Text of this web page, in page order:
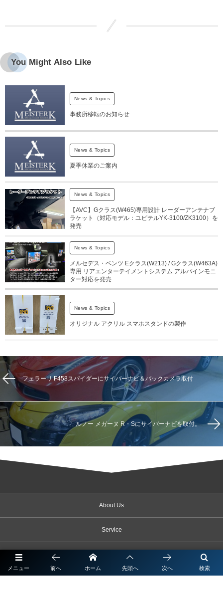
You Might Also Like
News & Topics
事務所移転のお知らせ
News & Topics
夏季休業のご案内
News & Topics
【AVC】Gクラス(W465)専用設計 レーダーアンテナブ
ラケット（対応モデル：ユピテルYK-3100/ZK3100）を
発売
News & Topics
メルセデス・ベンツ Eクラス(W213) / Gクラス(W463A)
専用 リアエンターテイメントシステム アルパインモニ
ター対応を発売
News & Topics
オリジナル アクリル スマホスタンドの製作
フェラーリ F458スパイダーにサイバーナビ＆バックカメラ取付
ルノー メガーヌ R・Sにサイバーナビを取付。
About Us
Service
メニュー 検索
前へ ホーム 先頭へ 次へ